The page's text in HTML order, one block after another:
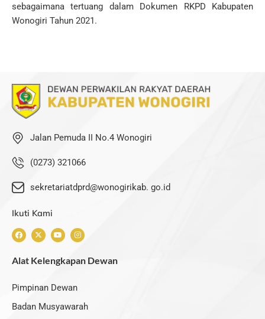
sebagaimana tertuang dalam Dokumen RKPD Kabupaten
Wonogiri Tahun 2021.
Jalan Pemuda II No.4 Wonogiri
(0273) 321066
sekretariatdprd@wonogirikab. go.id
Ikuti Kami
F
a
e
b
k
X
-
w
i
e
r
Y
o
u
I
n
a
a
m
Alat Kelengkapan Dewan
Pimpinan Dewan
Badan Musyawarah